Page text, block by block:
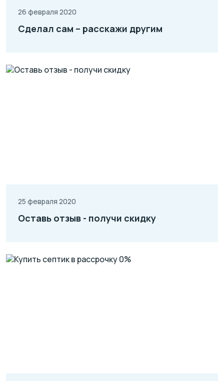
26 февраля 2020
Сделал сам – расскажи другим
25 февраля 2020
Оставь отзыв - получи скидку